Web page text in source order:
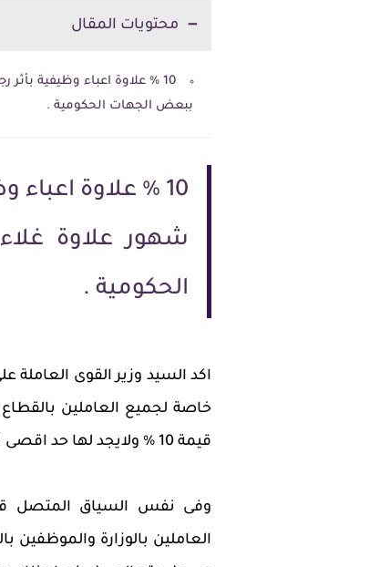
محتويات المقال
ببعض الجهات الحكومية .
شهور علاوة
الحكومية .
اكد السيد وزير القوى
قيمة 10 % ولايجد لها حد اقصى تصرف باثر رجعى من يناير الماضى .
وفى نفس السياق المتصل